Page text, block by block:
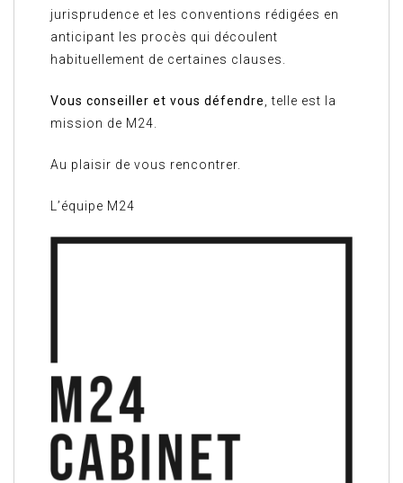
jurisprudence et les conventions rédigées en
anticipant les procès qui découlent
habituellement de certaines clauses.
Vous conseiller et vous défendre , telle est la
mission de M24.
Au plaisir de vous rencontrer.
L’équipe M24